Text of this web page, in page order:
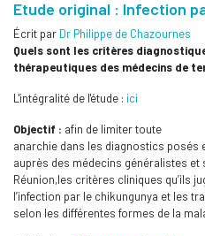
Etude original : Infection
Écrit par Dr Philippe de Chazournes
Quels sont les critères
thérapeutiques des médecins de
L'intégralité de l'étude : ici
Objectif : afin de limiter toute
anarchie dans les diagnostics
auprès des médecins généralistes et
Réunion,les critères cliniques qu’ils
l’infection par le chikungunya et les
selon les différentes formes de la